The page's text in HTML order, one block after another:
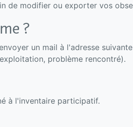
de modifier ou exporter vos
?
un mail à l'adresse
problème rencontré).
à l'inventaire participatif.